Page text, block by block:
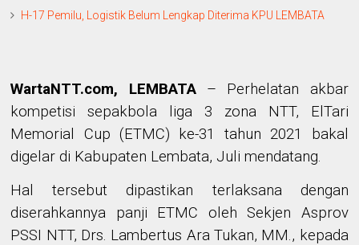
H-17 Pemilu, Logistik Belum Lengkap Diterima KPU LEMBATA
WartaNTT.com, LEMBATA– Perhelatan akbar
kompetisi sepakbola liga 3 zona NTT, ElTari
Memorial Cup (ETMC) ke-31 tahun 2021 bakal
digelar di Kabupaten Lembata, Juli mendatang.
Hal tersebut dipastikan terlaksana dengan
diserahkannya panji ETMC oleh Sekjen Asprov
PSSI NTT, Drs. Lambertus Ara Tukan, MM., kepada